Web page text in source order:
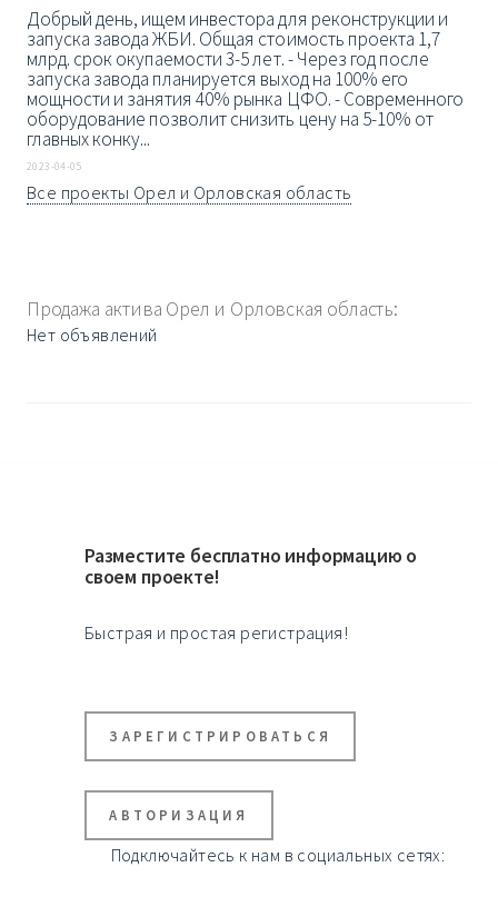
Добрый день, ищем инвестора для реконструкции и
запуска завода ЖБИ. Общая стоимость проекта 1,7
млрд. срок окупаемости 3-5 лет. - Через год после
запуска завода планируется выход на 100% его
мощности и занятия 40% рынка ЦФО. - Современного
оборудование позволит снизить цену на 5-10% от
главных конку...
2023-04-05
Все проекты Орел и Орловская область
Продажа актива Орел и Орловская область:
Нет объявлений
Разместите бесплатно информацию о
своем проекте!
Быстрая и простая регистрация!
ЗАРЕГИСТРИРОВАТЬСЯ
АВТОРИЗАЦИЯ
Подключайтесь к нам в социальных сетях: